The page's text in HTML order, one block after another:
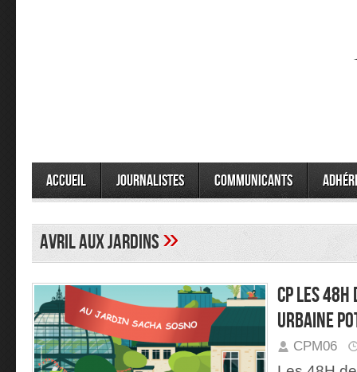
Accueil Journalistes Communicants
avril aux jardins»
CP LES 48H
URBAINE
CPM06